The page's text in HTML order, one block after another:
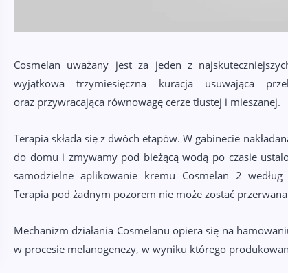
Cosmelan uważany jest za jeden z
wyjątkowa trzymiesięczna kuracja usuwająca
oraz przywracająca równowagę cerze tłustej i mieszanej.
Terapia składa się z dwóch etapów. W gabinecie
do domu i zmywamy pod bieżącą wodą po czasie
samodzielne aplikowanie kremu Cosmelan 2
Terapia pod żadnym pozorem nie może zostać
Mechanizm działania Cosmelanu opiera się na
w procesie melanogenezy, w wyniku którego